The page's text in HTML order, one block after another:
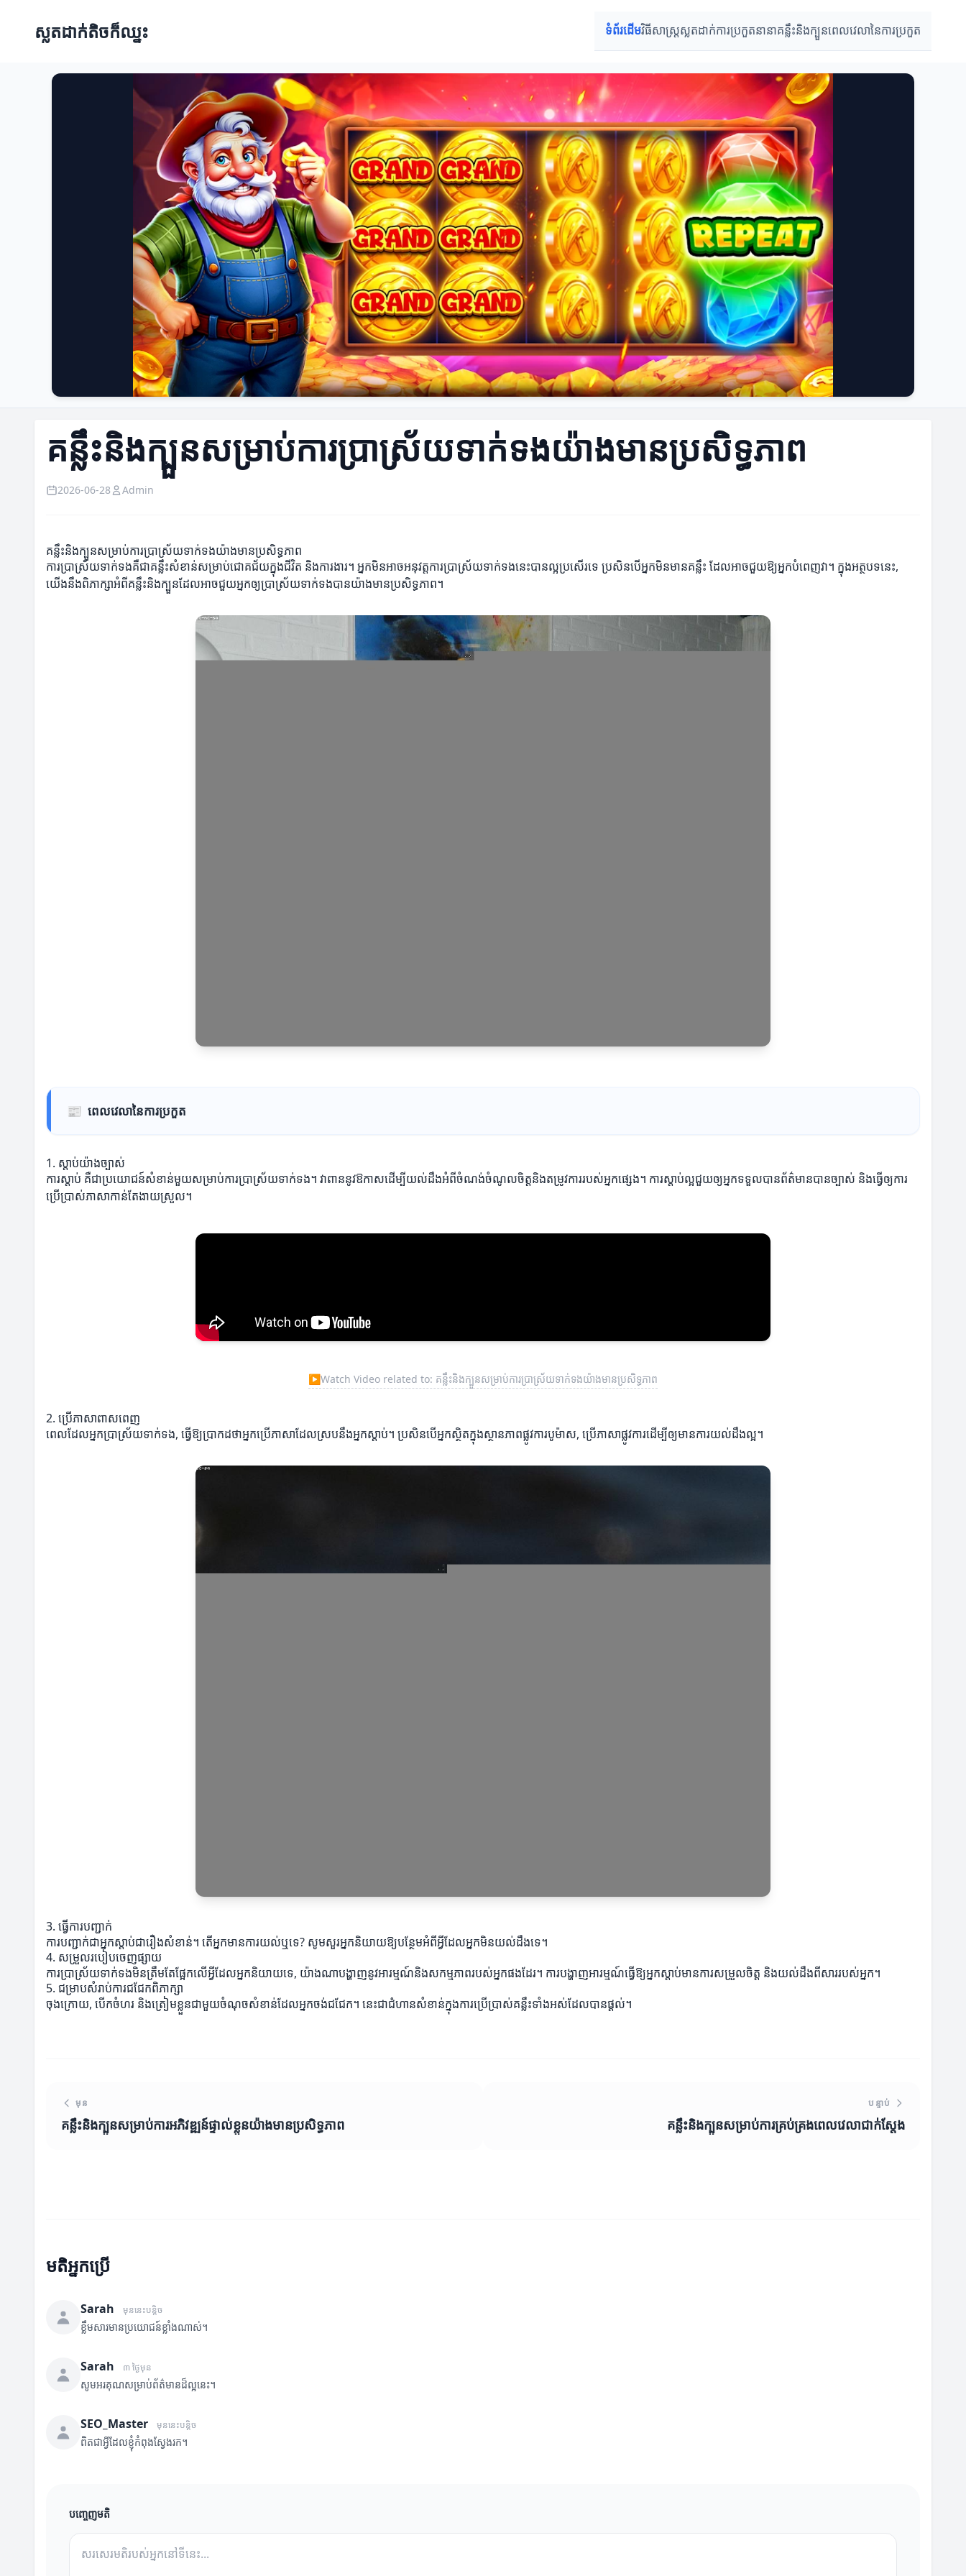
ស្លតដាក់តិចក៏ឈ្នះ ទំព័រដើមវិធីសាស្រ្តស្លតដាក់ការប្រកួតនានាគន្លឹះនិងក្បួនពេលវេលានៃការប្រកួត
គន្លឹះនិងក្បួនសម្រាប់ការប្រាស្រ័យទាក់ទងយ៉ាងមានប្រសិទ្ធភាព
2026-06-28 Admin
គន្លឹះនិងក្បួនសម្រាប់ការប្រាស្រ័យទាក់ទងយ៉ាងមានប្រសិទ្ធភាព
ការប្រាស្រ័យទាក់ទងគឺជាគន្លឹះសំខាន់សម្រាប់ជោគជ័យក្នុងជីវិត និងការងារ។ អ្នកមិនអាចអនុវត្តការប្រាស្រ័យទាក់ទងនេះបានល្អប្រសើរទេ ប្រសិនបើអ្នកមិនមានគន្លឹះ ដែលអាចជួយឱ្យអ្នកបំពេញវា។ ក្នុងអត្ថបទនេះ,
យើងនឹងពិភាក្សាអំពីគន្លឹះនិងក្បួនដែលអាចជួយអ្នកឲ្យប្រាស្រ័យទាក់ទងបានយ៉ាងមានប្រសិទ្ធភាព។
📰 ពេលវេលានៃការប្រកួត
1. ស្តាប់យ៉ាងច្បាស់
ការស្តាប់ គឺជាប្រយោជន៍សំខាន់មួយសម្រាប់ការប្រាស្រ័យទាក់ទង។ វាពាននូវឱកាសដើម្បីយល់ដឹងអំពីចំណង់ចំណូលចិត្តនិងតម្រូវការរបស់អ្នកផ្សេង។ ការស្តាប់ល្អជួយឲ្យអ្នកទទួលបានព័ត៌មានបានច្បាស់ និងធ្វើឲ្យការ
ប្រើប្រាស់ភាសាកាន់តែងាយស្រួល។
▶Watch Video related to: គន្លឹះនិងក្បួនសម្រាប់ការប្រាស្រ័យទាក់ទងយ៉ាងមានប្រសិទ្ធភាព
2. ប្រើភាសាពាសពេញ
ពេលដែលអ្នកប្រាស្រ័យទាក់ទង, ធ្វើឱ្យប្រាកដថាអ្នកប្រើភាសាដែលស្របនឹងអ្នកស្ដាប់។ ប្រសិនបើអ្នកស្ថិតក្នុងស្ថានភាពផ្លូវការបូម៉ាស, ប្រើភាសាផ្លូវការដើម្បីឲ្យមានការយល់ដឹងល្អ។
3. ធ្វើការបញ្ជាក់
ការបញ្ជាក់ជាអ្នកស្តាប់ជារឿងសំខាន់។ តើអ្នកមានការយល់ឬទេ? សូមសួរអ្នកនិយាយឱ្យបន្ថែមអំពីអ្វីដែលអ្នកមិនយល់ដឹងទេ។
4. សម្រួលរបៀបចេញផ្សាយ
ការប្រាស្រ័យទាក់ទងមិនត្រឹមតែផ្អែកលើអ្វីដែលអ្នកនិយាយទេ, យ៉ាងណាបង្ហាញនូវអារម្មណ៍និងសកម្មភាពរបស់អ្នកផងដែរ។ ការបង្ហាញអារម្មណ៍ធ្វើឱ្យអ្នកស្តាប់មានការសម្រួលចិត្ត និងយល់ដឹងពីសាររបស់អ្នក។
5. ជម្រាបសំរាប់ការជជែកពិភាក្សា
ចុងក្រោយ, បើកចំហរ និងត្រៀមខ្លួនជាមួយចំណុចសំខាន់ដែលអ្នកចង់ជជែក។ នេះជាជំហានសំខាន់ក្នុងការប្រើប្រាស់គន្លឹះទាំងអស់ដែលបានផ្តល់។
មុន
គន្លឹះនិងក្បួនសម្រាប់ការអភិវឌ្ឍន៍ផ្ទាល់ខ្លួនយ៉ាងមានប្រសិទ្ធភាព
បន្ទាប់
គន្លឹះនិងក្បួនសម្រាប់ការគ្រប់គ្រងពេលវេលាជាក់ស្តែង
មតិអ្នកប្រើ
Sarah មុននេះបន្តិច
ខ្លឹមសារមានប្រយោជន៍ខ្លាំងណាស់។
Sarah ៣ ថ្ងៃមុន
សូមអរគុណសម្រាប់ព័ត៌មានដ៏ល្អនេះ។
SEO_Master មុននេះបន្តិច
ពិតជាអ្វីដែលខ្ញុំកំពុងស្វែងរក។
បញ្ចេញមតិ